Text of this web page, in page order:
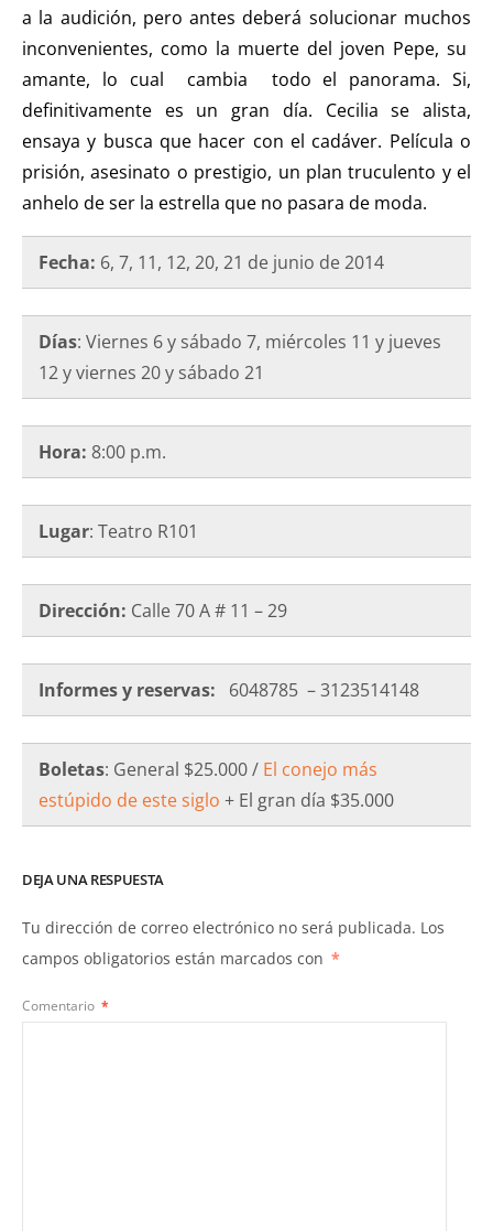
a la audición, pero antes deberá solucionar muchos
inconvenientes, como la muerte del joven Pepe, su
amante, lo cual cambia todo el panorama. Si,
definitivamente es un gran día. Cecilia se alista,
ensaya y busca que hacer con el cadáver. Película o
prisión, asesinato o prestigio, un plan truculento y el
anhelo de ser la estrella que no pasara de moda.
Fecha: 6, 7, 11, 12, 20, 21 de junio de2014
Días: Viernes 6 y sábado 7, miércoles 11 y jueves
12 y viernes 20 y sábado 21
Hora: 8:00 p.m.
Lugar: Teatro R101
Dirección: Calle 70 A # 11 – 29
Informes y reservas: 6048785 – 3123514148
Boletas: General $25.000 / El conejo más
estúpido de este siglo + El gran día $35.000
DEJA UNA RESPUESTA
Tu dirección de correo electrónico no será publicada. Los
campos obligatorios están marcados con *
Comentario *